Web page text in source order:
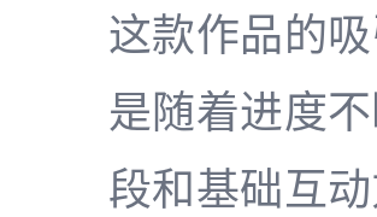
这款作品的
是随着进度
段和基础互